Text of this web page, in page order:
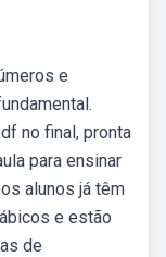
e
no final, pronta
para ensinar
alunos já têm
e estão
de